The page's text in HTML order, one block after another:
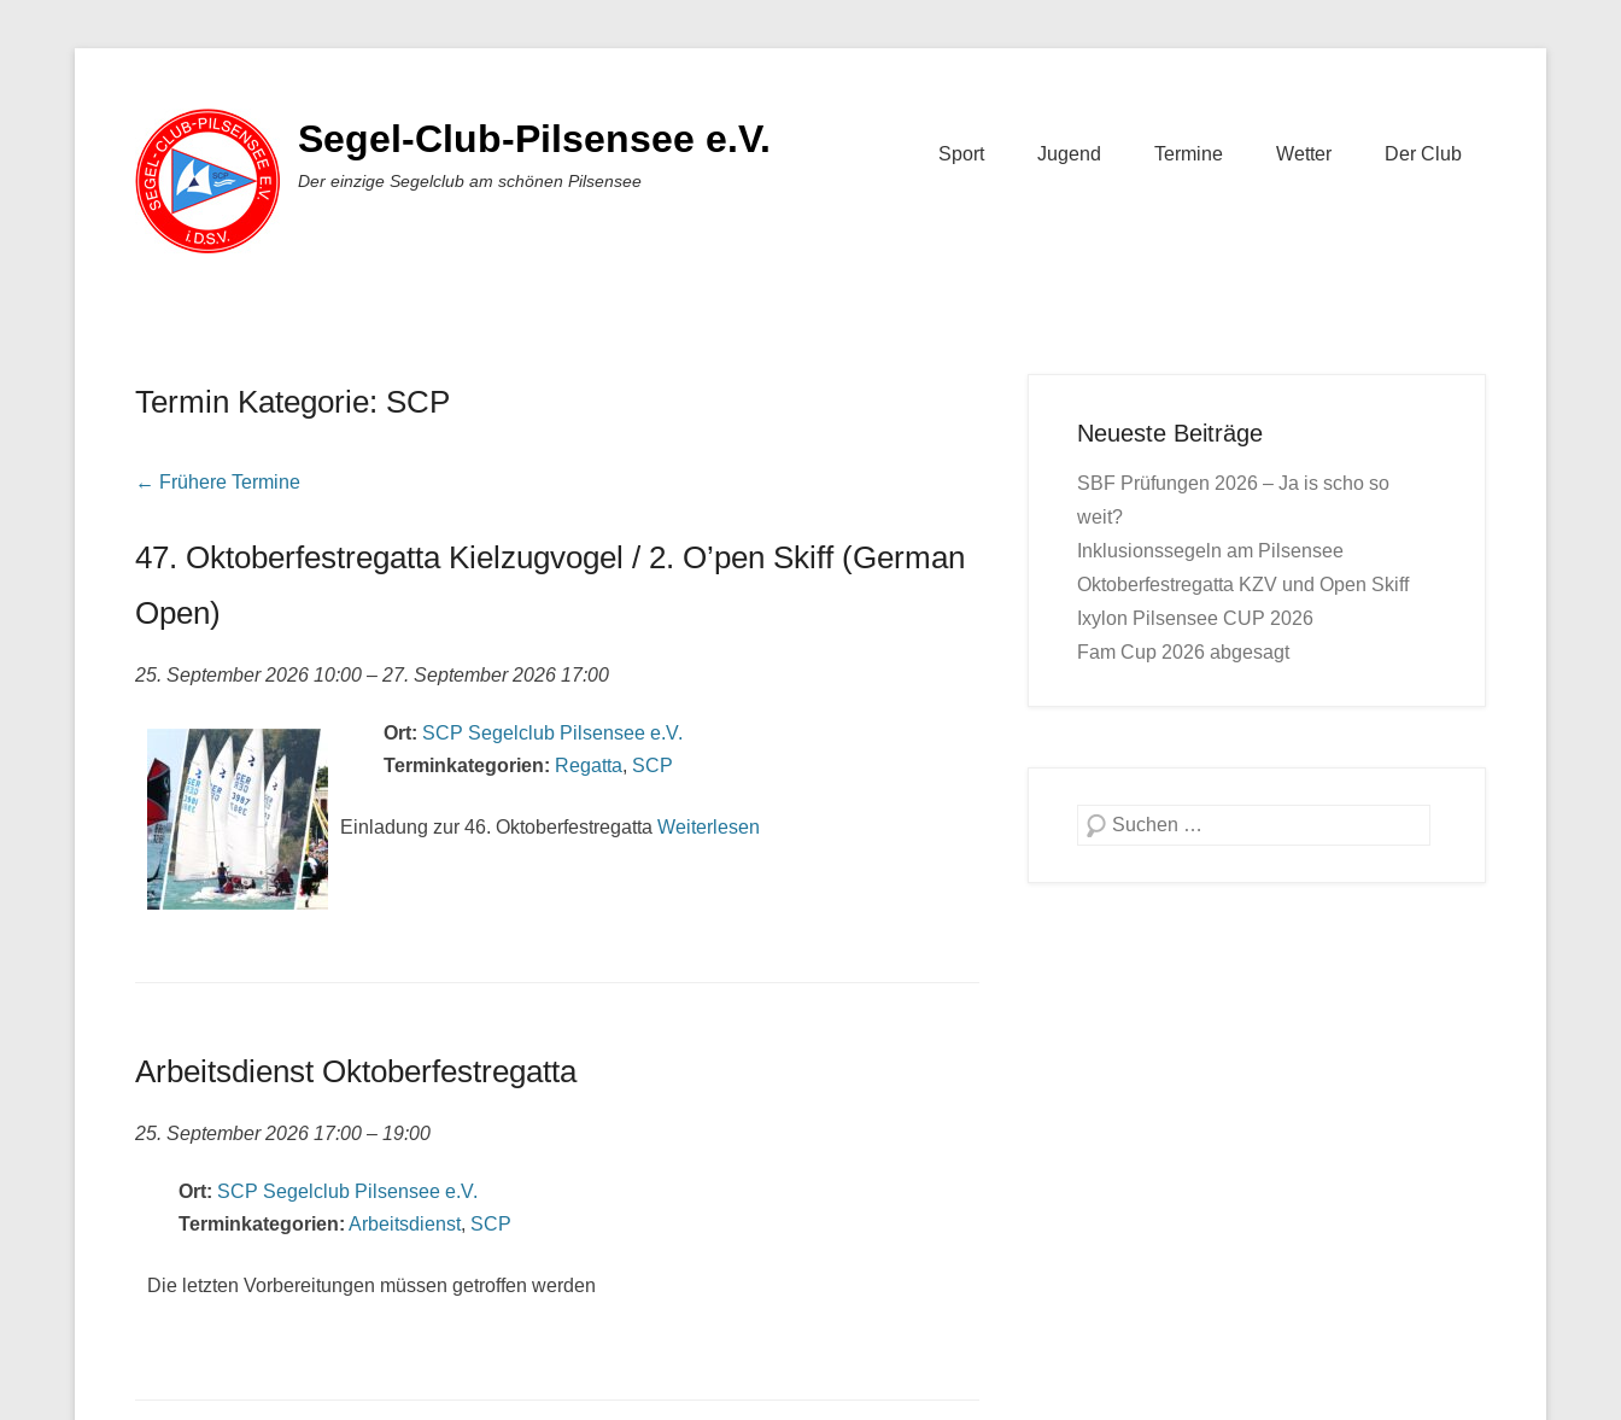
Segel-Club-Pilsensee e.V.
Der einzige Segelclub am schönen Pilsensee
Sport Jugend Termine Wetter Der Club
Termin Kategorie: SCP
← Frühere Termine
47. Oktoberfestregatta Kielzugvogel / 2. O’pen Skiff (German
Open)
25. September 2026 10:00 – 27. September 2026 17:00
Ort: SCP Segelclub Pilsensee e.V.
Terminkategorien: Regatta, SCP
Einladung zur 46. Oktoberfestregatta Weiterlesen
Arbeitsdienst Oktoberfestregatta
25. September 2026 17:00 – 19:00
Ort: SCP Segelclub Pilsensee e.V.
Terminkategorien: Arbeitsdienst, SCP
Die letzten Vorbereitungen müssen getroffen werden
Neueste Beiträge
SBF Prüfungen 2026 – Ja is scho so
weit?
Inklusionssegeln am Pilsensee
Oktoberfestregatta KZV und Open Skiff
Ixylon Pilsensee CUP 2026
Fam Cup 2026 abgesagt
Suche